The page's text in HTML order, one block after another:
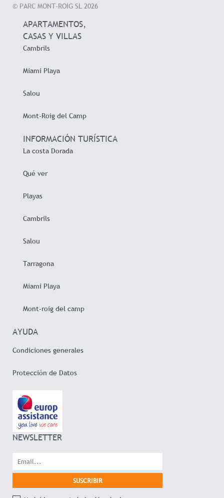
© PARC MONT-ROIG SL 2026
APARTAMENTOS,
CASAS Y VILLAS
Cambrils
Miami Playa
Salou
Mont-Roig del Camp
INFORMACIÓN TURÍSTICA
La costa Dorada
Qué ver
Playas
Cambrils
Salou
Tarragona
Miami Playa
Mont-roig del camp
AYUDA
Condiciones generales
Protección de Datos
NEWSLETTER